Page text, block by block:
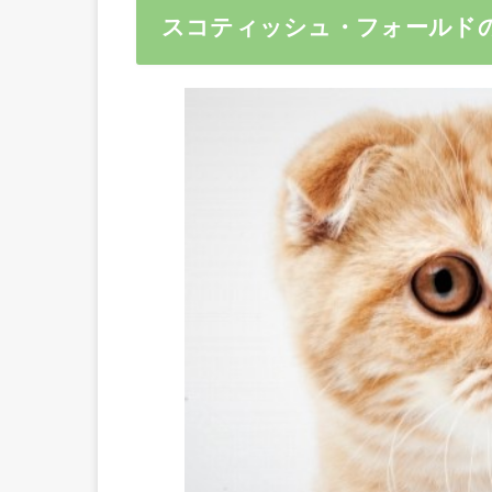
スコティッシュ・フォールド